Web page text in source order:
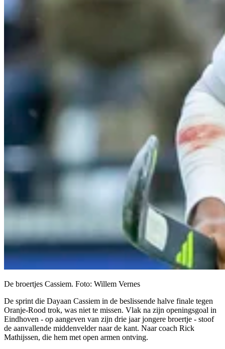
De broertjes Cassiem. Foto: Willem Vernes
De sprint die Dayaan Cassiem in de beslissende halve finale tegen
Oranje-Rood trok, was niet te missen. Vlak na zijn openingsgoal in
Eindhoven - op aangeven van zijn drie jaar jongere broertje - stoof
de aanvallende middenvelder naar de kant. Naar coach Rick
Mathijssen, die hem met open armen ontving.